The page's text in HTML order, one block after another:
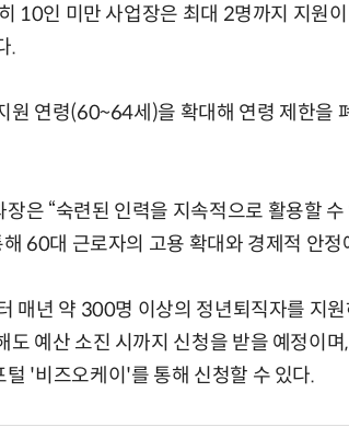
10인 미만 사업장은 최대 2명까지 지원
.
원 연령(60~64세)을 확대해 연령 제한을
은 “숙련된 인력을 지속적으로 활용할
해 60대 근로자의 고용 확대와 경제적 안
매년 약 300명 이상의 정년퇴직자를 지
도 예산 소진 시까지 신청을 받을 예정이
털 '비즈오케이'를 통해 신청할 수 있다.